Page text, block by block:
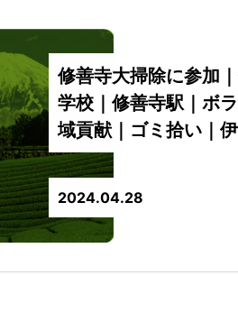
修善寺大掃除に参加
学校｜修善寺駅｜ボ
域貢献｜ゴミ拾い｜
2024.04.28